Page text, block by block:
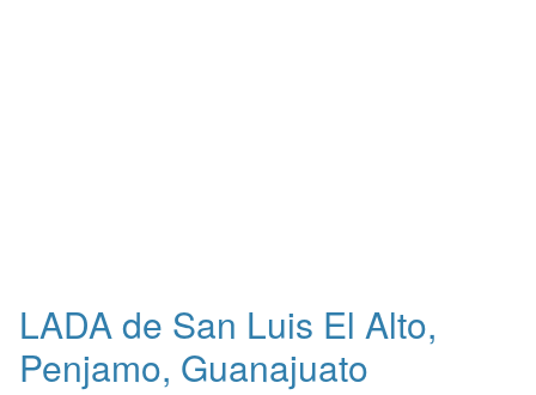
LADA de San Luis El Alto,
Penjamo, Guanajuato